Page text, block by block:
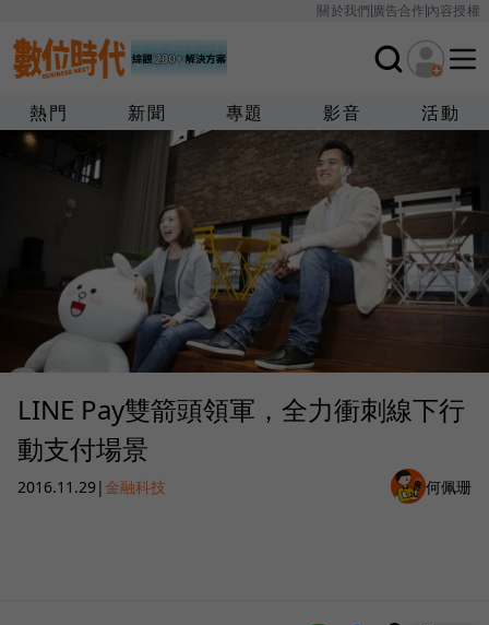
關於我們廣告合作內容授權
熱門 新聞 專題 影音 活動
LINE Pay雙箭頭領軍，全力衝刺線下行
動支付場景
2016.11.29|金融科技 何佩珊